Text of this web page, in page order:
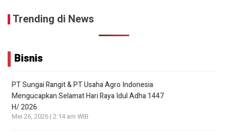
Trending di News
Bisnis
PT Sungai Rangit & PT Usaha Agro Indonesia
Mengucapkan Selamat Hari Raya Idul Adha 1447
H/ 2026
Mei 26, 2026 | 2:14 am WIB